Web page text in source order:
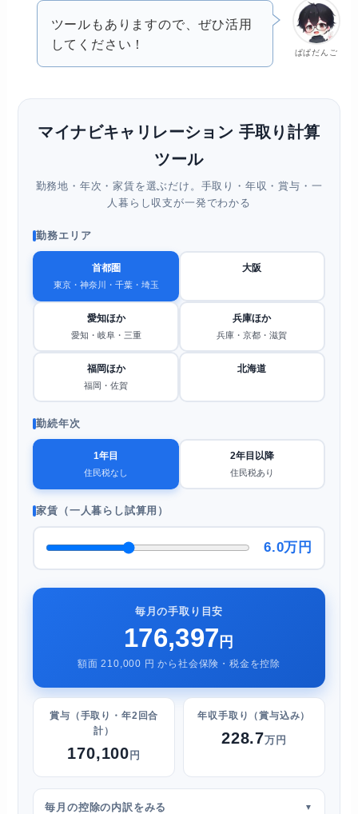
ぱぱだんご
ツールもありますので、ぜひ活用
してください！
マイナビキャリレーション 手取り計算
ツール
勤務地・年次・家賃を選ぶだけ。手取り・年収・賞与・一
人暮らし収支が一発でわかる
勤務エリア
首都圏
東京・神奈川・千葉・埼玉
大阪
愛知ほか
愛知・岐阜・三重
兵庫ほか
兵庫・京都・滋賀
福岡ほか
福岡・佐賀
北海道
勤続年次
1年目
住民税なし
2年目以降
住民税あり
家賃（一人暮らし試算用）
6.0万円
毎月の手取り目安
176,397 円
額面 210,000 円 から社会保険・税金を控除
賞与（手取り・年2回合
計）
170,100 円
年収手取り（賞与込み）
228.7万円
毎月の控除の内訳をみる